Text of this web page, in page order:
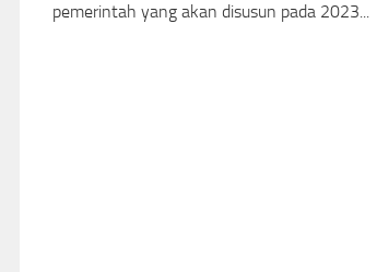
pemerintah yang akan disusun pada 2023...